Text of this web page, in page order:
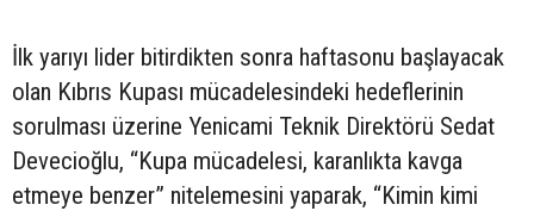
İlk yarıyı lider bitirdikten sonra haftasonu başlayacak
olan Kıbrıs Kupası mücadelesindeki hedeflerinin
sorulması üzerine Yenicami Teknik Direktörü Sedat
Devecioğlu, “Kupa mücadelesi, karanlıkta kavga
etmeye benzer” nitelemesini yaparak, “Kimin kimi